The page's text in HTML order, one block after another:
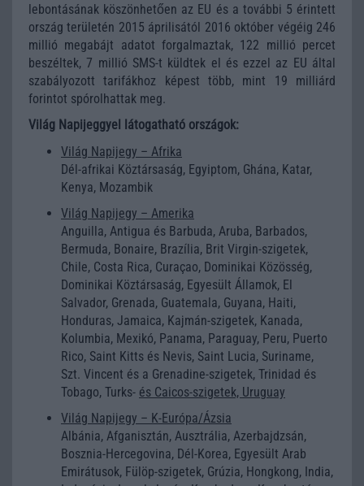
lebontásának köszönhetően az EU és a további 5 érintett
ország területén 2015 áprilisától 2016 október végéig 246
millió megabájt adatot forgalmaztak, 122 millió percet
beszéltek, 7 millió SMS-t küldtek el és ezzel az EU által
szabályozott tarifákhoz képest több, mint 19 milliárd
forintot spórolhattak meg.
Világ Napijeggyel látogatható országok:
Világ Napijegy – Afrika
Dél-afrikai Köztársaság, Egyiptom, Ghána, Katar,
Kenya, Mozambik
Világ Napijegy – Amerika
Anguilla, Antigua és Barbuda, Aruba, Barbados,
Bermuda, Bonaire, Brazília, Brit Virgin-szigetek,
Chile, Costa Rica, Curaçao, Dominikai Közösség,
Dominikai Köztársaság, Egyesült Államok, El
Salvador, Grenada, Guatemala, Guyana, Haiti,
Honduras, Jamaica, Kajmán-szigetek, Kanada,
Kolumbia, Mexikó, Panama, Paraguay, Peru, Puerto
Rico, Saint Kitts és Nevis, Saint Lucia, Suriname,
Szt. Vincent és a Grenadine-szigetek, Trinidad és
Tobago, Turks- és Caicos-szigetek, Uruguay
Világ Napijegy – K-Európa/Ázsia
Albánia, Afganisztán, Ausztrália, Azerbajdzsán,
Bosznia-Hercegovina, Dél-Korea, Egyesült Arab
Emirátusok, Fülöp-szigetek, Grúzia, Hongkong, India,